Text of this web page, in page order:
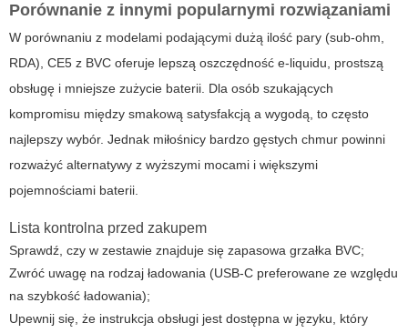
Porównanie z innymi popularnymi rozwiązaniami
W porównaniu z modelami podającymi dużą ilość pary (sub-ohm,
RDA), CE5 z BVC oferuje lepszą oszczędność e-liquidu, prostszą
obsługę i mniejsze zużycie baterii. Dla osób szukających
kompromisu między smakową satysfakcją a wygodą, to często
najlepszy wybór. Jednak miłośnicy bardzo gęstych chmur powinni
rozważyć alternatywy z wyższymi mocami i większymi
pojemnościami baterii.
Lista kontrolna przed zakupem
Sprawdź, czy w zestawie znajduje się zapasowa grzałka BVC;
Zwróć uwagę na rodzaj ładowania (USB-C preferowane ze względu
na szybkość ładowania);
Upewnij się, że instrukcja obsługi jest dostępna w języku, który